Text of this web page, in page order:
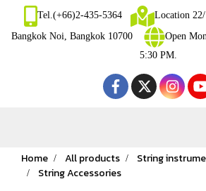
Tel.(+66)2-435-5364
Location
Bangkok Noi, Bangkok 10700
Open
5:30 PM.
Home All products
String
String Accessories